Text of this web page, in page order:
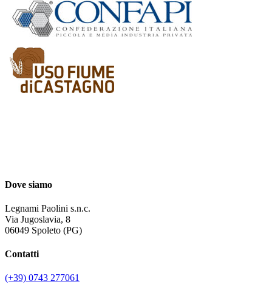
Dove siamo
Legnami Paolini s.n.c.
Via Jugoslavia, 8
06049 Spoleto (PG)
Contatti
(+39) 0743 277061